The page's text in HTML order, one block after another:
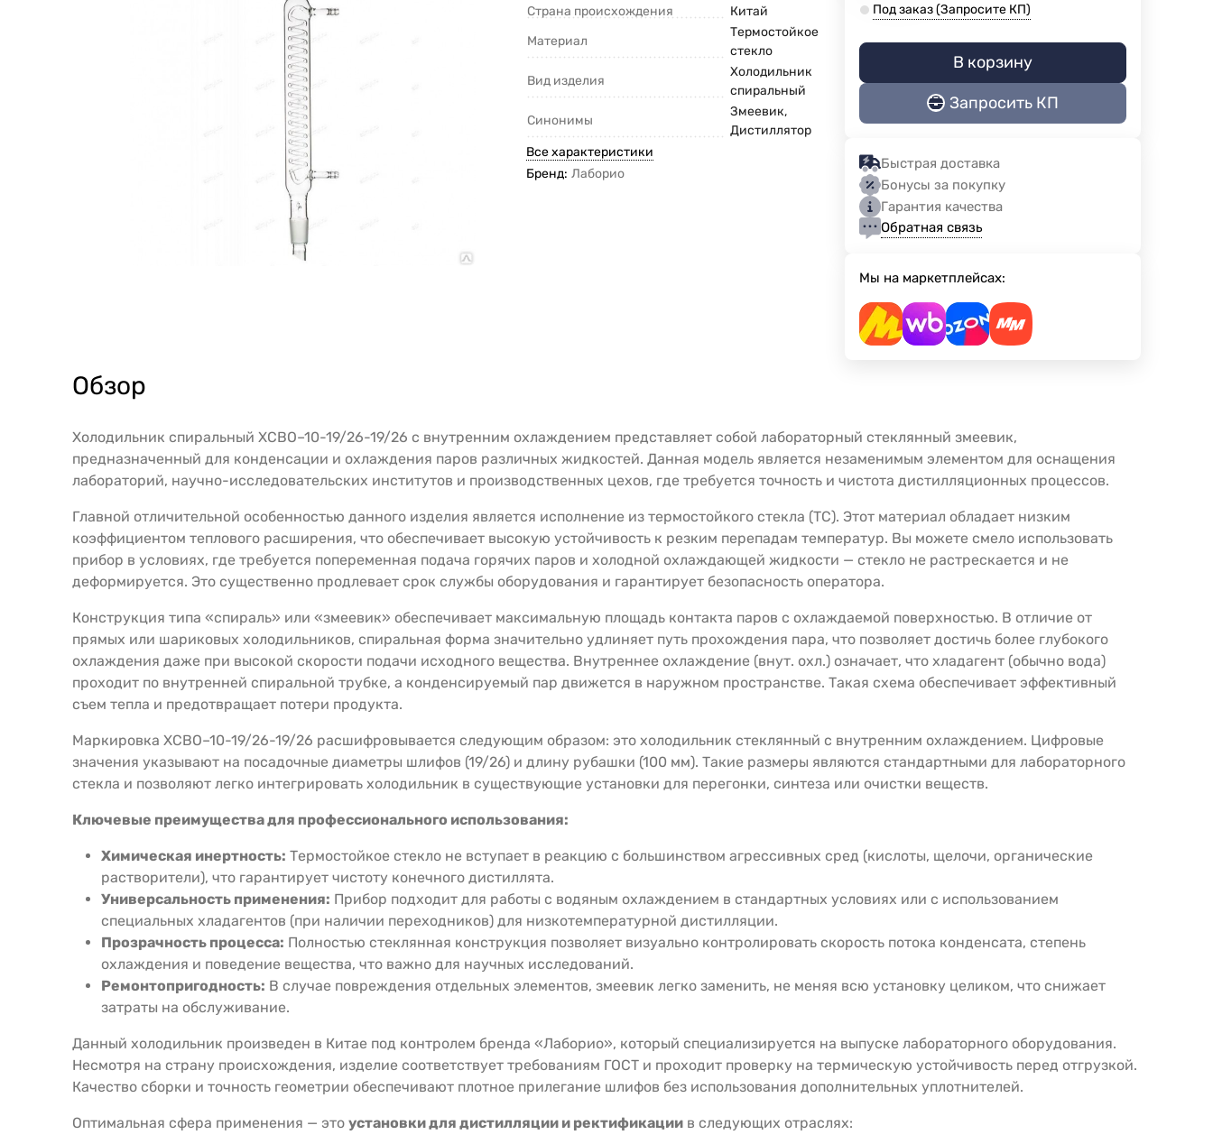
Страна происхождения
Китай
Материал
Термостойкое
стекло
Вид изделия
Холодильник
спиральный
Синонимы
Змеевик,
Дистиллятор
Все характеристики
Бренд: Лаборио
Под заказ (Запросите КП)
В корзину
Запросить КП
Быстрая доставка
Бонусы за покупку
Гарантия качества
Обратная связь
Мы на маркетплейсах:
Обзор
Холодильник спиральный ХСВО–10-19/26-19/26 с внутренним охлаждением представляет собой лабораторный стеклянный змеевик,
предназначенный для конденсации и охлаждения паров различных жидкостей. Данная модель является незаменимым элементом для оснащения
лабораторий, научно-исследовательских институтов и производственных цехов, где требуется точность и чистота дистилляционных процессов.
Главной отличительной особенностью данного изделия является исполнение из термостойкого стекла (ТС). Этот материал обладает низким
коэффициентом теплового расширения, что обеспечивает высокую устойчивость к резким перепадам температур. Вы можете смело использовать
прибор в условиях, где требуется попеременная подача горячих паров и холодной охлаждающей жидкости — стекло не растрескается и не
деформируется. Это существенно продлевает срок службы оборудования и гарантирует безопасность оператора.
Конструкция типа «спираль» или «змеевик» обеспечивает максимальную площадь контакта паров с охлаждаемой поверхностью. В отличие от
прямых или шариковых холодильников, спиральная форма значительно удлиняет путь прохождения пара, что позволяет достичь более глубокого
охлаждения даже при высокой скорости подачи исходного вещества. Внутреннее охлаждение (внут. охл.) означает, что хладагент (обычно вода)
проходит по внутренней спиральной трубке, а конденсируемый пар движется в наружном пространстве. Такая схема обеспечивает эффективный
съем тепла и предотвращает потери продукта.
Маркировка ХСВО–10-19/26-19/26 расшифровывается следующим образом: это холодильник стеклянный с внутренним охлаждением. Цифровые
значения указывают на посадочные диаметры шлифов (19/26) и длину рубашки (100 мм). Такие размеры являются стандартными для лабораторного
стекла и позволяют легко интегрировать холодильник в существующие установки для перегонки, синтеза или очистки веществ.
Ключевые преимущества для профессионального использования:
Химическая инертность: Термостойкое стекло не вступает в реакцию с большинством агрессивных сред (кислоты, щелочи, органические
растворители), что гарантирует чистоту конечного дистиллята.
Универсальность применения: Прибор подходит для работы с водяным охлаждением в стандартных условиях или с использованием
специальных хладагентов (при наличии переходников) для низкотемпературной дистилляции.
Прозрачность процесса: Полностью стеклянная конструкция позволяет визуально контролировать скорость потока конденсата, степень
охлаждения и поведение вещества, что важно для научных исследований.
Ремонтопригодность: В случае повреждения отдельных элементов, змеевик легко заменить, не меняя всю установку целиком, что снижает
затраты на обслуживание.
Данный холодильник произведен в Китае под контролем бренда «Лаборио», который специализируется на выпуске лабораторного оборудования.
Несмотря на страну происхождения, изделие соответствует требованиям ГОСТ и проходит проверку на термическую устойчивость перед отгрузкой.
Качество сборки и точность геометрии обеспечивают плотное прилегание шлифов без использования дополнительных уплотнителей.
Оптимальная сфера применения — это установки для дистилляции и ректификации в следующих отраслях: